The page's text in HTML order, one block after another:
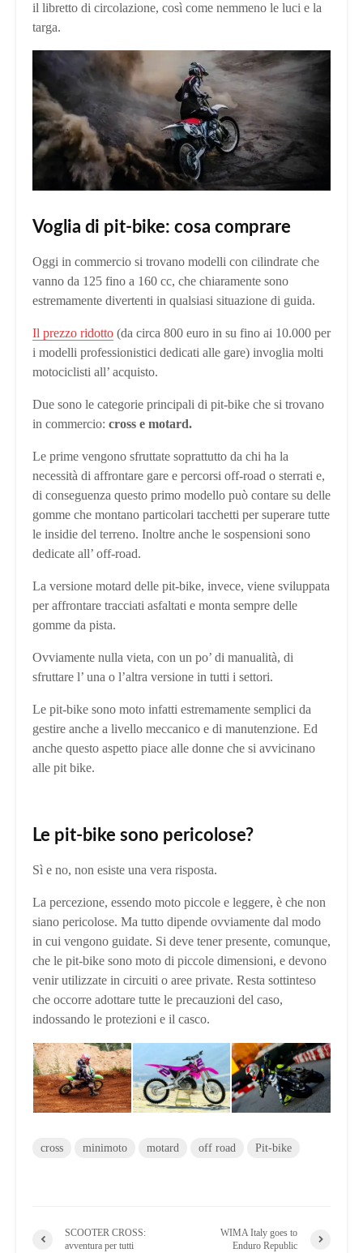
il libretto di circolazione, così come nemmeno le luci e la
targa.
Voglia di pit-bike: cosa comprare
Oggi in commercio si trovano modelli con cilindrate che
vanno da 125 fino a 160 cc, che chiaramente sono
estremamente divertenti in qualsiasi situazione di guida.
Il prezzo ridotto (da circa 800 euro in su fino ai 10.000 per
i modelli professionistici dedicati alle gare) invoglia molti
motociclisti all’ acquisto.
Due sono le categorie principali di pit-bike che si trovano
in commercio: cross e motard.
Le prime vengono sfruttate soprattutto da chi ha la
necessità di affrontare gare e percorsi off-road o sterrati e,
di conseguenza questo primo modello può contare su delle
gomme che montano particolari tacchetti per superare tutte
le insidie del terreno. Inoltre anche le sospensioni sono
dedicate all’ off-road.
La versione motard delle pit-bike, invece, viene sviluppata
per affrontare tracciati asfaltati e monta sempre delle
gomme da pista.
Ovviamente nulla vieta, con un po’ di manualità, di
sfruttare l’ una o l’altra versione in tutti i settori.
Le pit-bike sono moto infatti estremamente semplici da
gestire anche a livello meccanico e di manutenzione. Ed
anche questo aspetto piace alle donne che si avvicinano
alle pit bike.
Le pit-bike sono pericolose?
Sì e no, non esiste una vera risposta.
La percezione, essendo moto piccole e leggere, è che non
siano pericolose. Ma tutto dipende ovviamente dal modo
in cui vengono guidate. Si deve tener presente, comunque,
che le pit-bike sono moto di piccole dimensioni, e devono
venir utilizzate in circuiti o aree private. Resta sottinteso
che occorre adottare tutte le precauzioni del caso,
indossando le protezioni e il casco.
cross minimoto motard off road Pit-bike
SCOOTER CROSS:
avventura per tutti
WIMA Italy goes to
Enduro Republic